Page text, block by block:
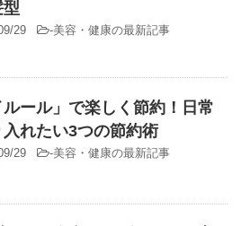
29 -美容・健康の最新記事
ルール」で楽しく節約！日常
入れたい3つの節約術
29 -美容・健康の最新記事